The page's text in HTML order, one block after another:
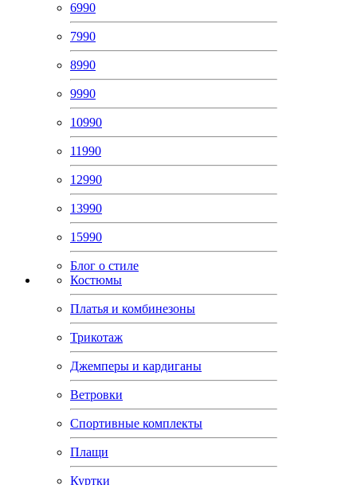
6990
7990
8990
9990
10990
11990
12990
13990
15990
Блог о стиле
Костюмы
Платья и комбинезоны
Трикотаж
Джемперы и кардиганы
Ветровки
Спортивные комплекты
Плащи
Куртки